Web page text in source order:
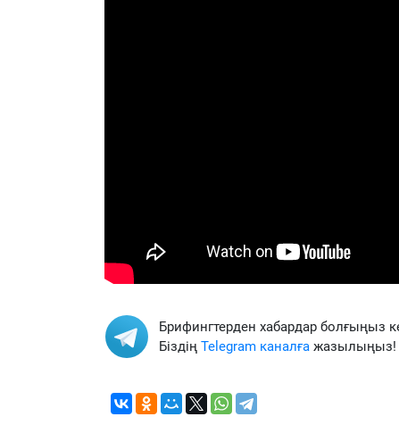
Брифингтерден хабардар болғыңыз
Біздің Telegram каналға жазылыңыз!